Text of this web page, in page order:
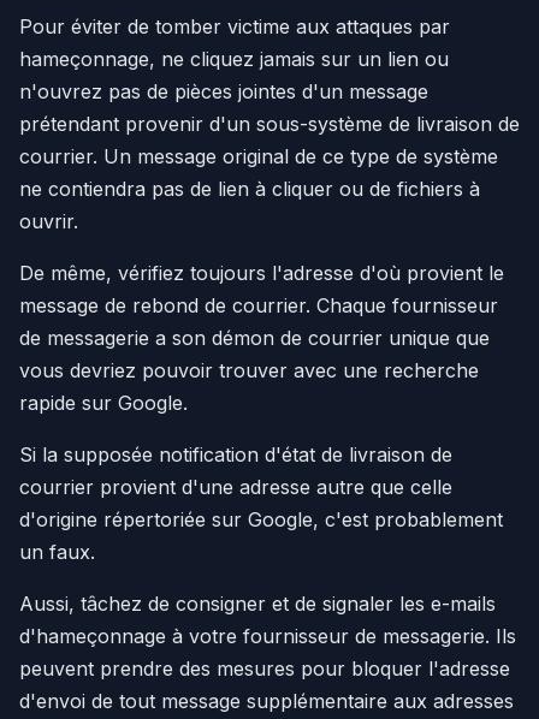
Pour éviter de tomber victime aux attaques par
hameçonnage, ne cliquez jamais sur un lien ou
n'ouvrez pas de pièces jointes d'un message
prétendant provenir d'un sous-système de livraison de
courrier. Un message original de ce type de système
ne contiendra pas de lien à cliquer ou de fichiers à
ouvrir.
De même, vérifiez toujours l'adresse d'où provient le
message de rebond de courrier. Chaque fournisseur
de messagerie a son démon de courrier unique que
vous devriez pouvoir trouver avec une recherche
rapide sur Google.
Si la supposée notification d'état de livraison de
courrier provient d'une adresse autre que celle
d'origine répertoriée sur Google, c'est probablement
un faux.
Aussi, tâchez de consigner et de signaler les e-mails
d'hameçonnage à votre fournisseur de messagerie. Ils
peuvent prendre des mesures pour bloquer l'adresse
d'envoi de tout message supplémentaire aux adresses